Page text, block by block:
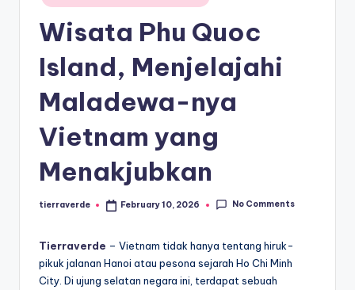
er
ul
diminati,
baik
dalam
negeri
maupun
mancanegara.
in
Wisata Phu Quoc
Island, Menjelajahi
Maladewa-nya
Vietnam yang
Menakjubkan
Posted
tierraverde February 10, 2026 No Comments
Tierraverde – Vietnam tidak hanya tentang hiruk-
pikuk jalanan Hanoi atau pesona sejarah Ho Chi Minh
City. Di ujung selatan negara ini, terdapat sebuah